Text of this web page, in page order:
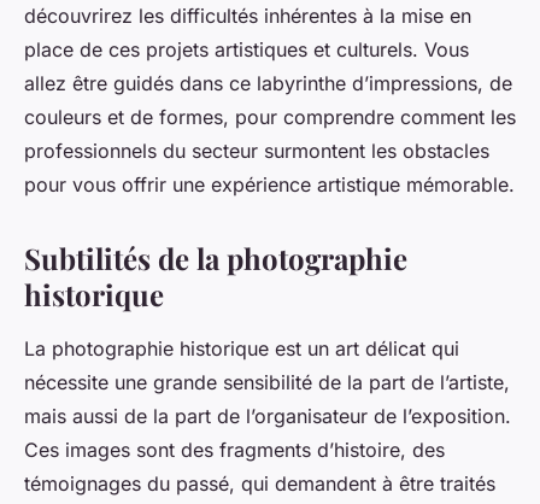
Élise•16 septembre 2024•7 min de lecture
découvrirez les difficultés inhérentes à la mise en
place de ces projets artistiques et culturels. Vous
allez être guidés dans ce labyrinthe d’impressions, de
couleurs et de formes, pour comprendre comment les
professionnels du secteur surmontent les obstacles
pour vous offrir une expérience artistique mémorable.
Subtilités de la photographie
historique
La photographie historique est un art délicat qui
nécessite une grande sensibilité de la part de l’artiste,
mais aussi de la part de l’organisateur de l’exposition.
Ces images sont des fragments d’histoire, des
témoignages du passé, qui demandent à être traités